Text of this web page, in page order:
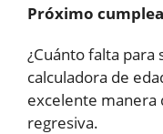
Próximo
¿Cuánto falta para
calculadora de
excelente manera
regresiva.